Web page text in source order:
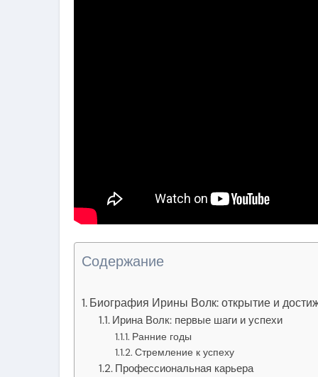
Содержание
Биография Ирины Волк: открытие и
Ирина Волк: первые шаги и успехи
Ранние годы
Стремление к успеху
Профессиональная карьера